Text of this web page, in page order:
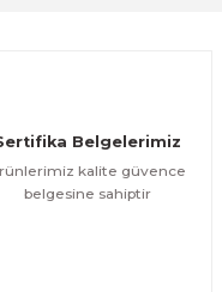
olmalı. Belgelerimiz
kalite güvence
belgesine sahiptir